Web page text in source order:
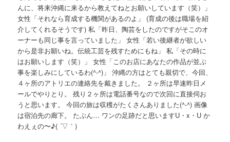
んに、将来沖縄に来るから教えてねとお願いしています（笑）」
女性「それなら育成する機関があるのよ」 (育成の後は職場を紹
介してくれるそうです) 私「昨日、陶芸をしたのですがそこのオ
ーナーも同じ事を言っていました」 女性「若い後継者が欲しい
から是非お願いね。伝統工芸を残すためにもね」 私「その時に
はお願いします（笑）」 女性「このお店にあなたの作品が並ぶ
事を楽しみにしているわ(^-^)」 沖縄の方はとても親切で、今回、
４ヶ所のアトリエの連絡先を戴きました。 ２ヶ所は早速昨日メ
ールでやりとり。 残り２ヶ所は電話番号なので次回に直接伺お
うと思います。 今回の旅は収穫がたくさんありました(^-^) 画像
は宿泊先の廊下。 たぶん… ワンの足跡だと思いますU・x・U か
わえぇの〜♪( ´▽｀)